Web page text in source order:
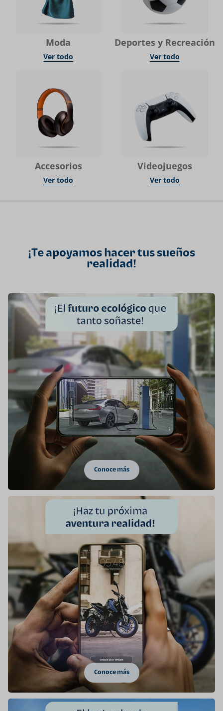
Moda
Ver todo
Deportes y Recreación
Ver todo
Accesorios
Ver todo
Videojuegos
Ver todo
¡Te apoyamos hacer tus sueños
realidad!
Conoce más
Conoce más